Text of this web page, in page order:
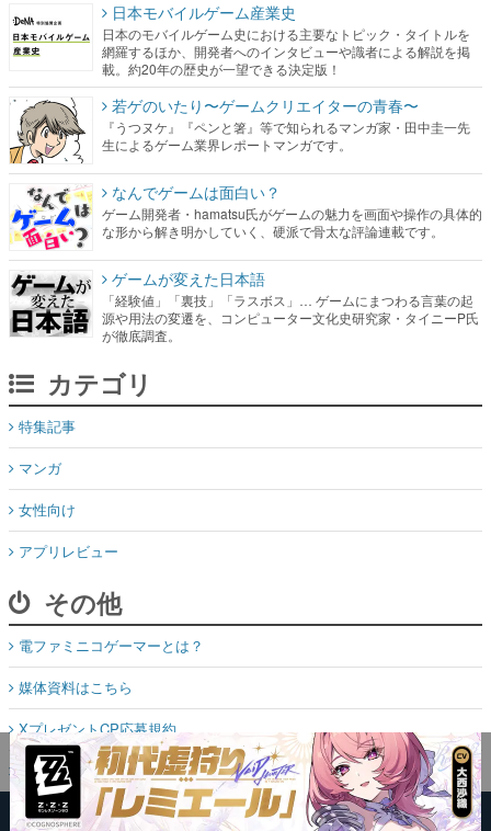
日本モバイルゲーム産業史
日本のモバイルゲーム史における主要なトピック・タイトルを
網羅するほか、開発者へのインタビューや識者による解説を掲
載。約20年の歴史が一望できる決定版！
若ゲのいたり〜ゲームクリエイターの青春〜
『うつヌケ』『ペンと箸』等で知られるマンガ家・田中圭一先
生によるゲーム業界レポートマンガです。
なんでゲームは面白い？
ゲーム開発者・hamatsu氏がゲームの魅力を画面や操作の具体的
な形から解き明かしていく、硬派で骨太な評論連載です。
ゲームが変えた日本語
「経験値」「裏技」「ラスボス」… ゲームにまつわる言葉の起
源や用法の変遷を、コンピューター文化史研究家・タイニーP氏
が徹底調査。
カテゴリ
特集記事
マンガ
女性向け
アプリレビュー
その他
電ファミニコゲーマーとは？
媒体資料はこちら
XプレゼントCP応募規約
運営：株式会社マレ
お問い合わせ
©Mare Inc.